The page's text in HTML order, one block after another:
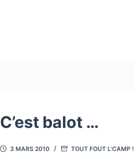
C’est balot …
3 MARS 2010 TOUT FOUT L'CAMP !